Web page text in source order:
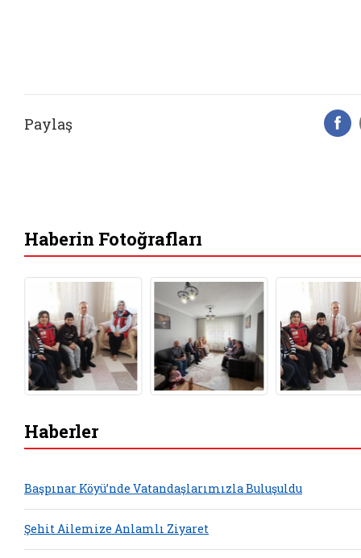
Paylaş
Haberin Fotoğrafları
Haberler
Başpınar Köyü’nde Vatandaşlarımızla Buluşuldu
Şehit Ailemize Anlamlı Ziyaret